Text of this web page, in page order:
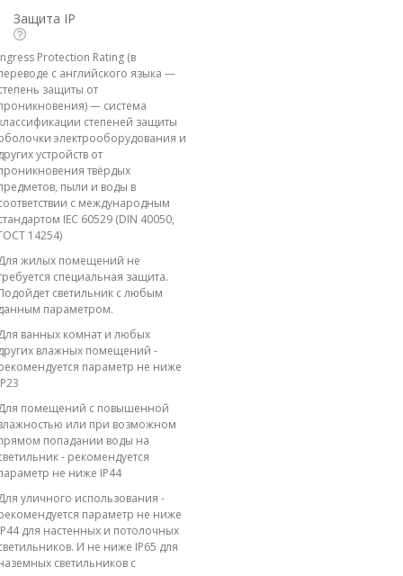
Защита IP
Protection Rating (в
с английского языка —
защиты от
— система
степеней защиты
электрооборудования и
устройств от
твёрдых
пыли и воды в
с международным
IEC 60529 (DIN 40050,
14254)
жилых помещений не
специальная защита.
светильник с любым
параметром.
ванных комнат и любых
влажных помещений -
параметр не ниже
помещений с повышенной
или при возможном
попадании воды на
- рекомендуется
не ниже IP44
уличного использования -
параметр не ниже
для настенных и потолочных
И не ниже IP65 для
светильников с